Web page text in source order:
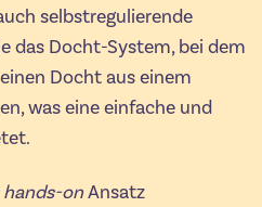
selbstregulierende
das Docht-System, bei dem
Docht aus einem
was eine einfache und
hands-onAnsatz